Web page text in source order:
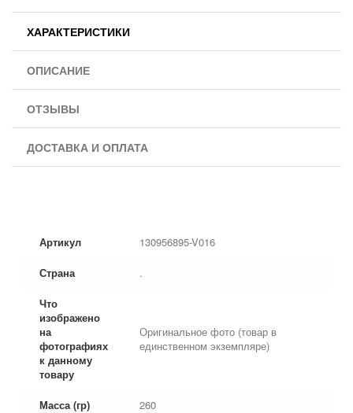
ХАРАКТЕРИСТИКИ
ОПИСАНИЕ
ОТЗЫВЫ
ДОСТАВКА И ОПЛАТА
Артикул 130956895-V016
Страна .
Что
изображено
на
фотографиях
к данному
товару
Оригинальное фото (товар в
единственном экземпляре)
Масса (гр) 260